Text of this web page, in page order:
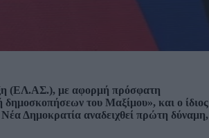
(ΕΛ.ΑΣ.), με αφορμή πρόσφατη
δημοσκοπήσεων του Μαξίμου», και ο ίδιος
Δημοκρατία αναδειχθεί πρώτη δύναμη,